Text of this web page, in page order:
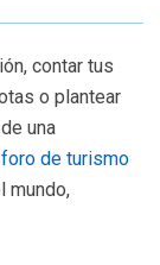
contar tus
o plantear
una
foro de turismo
mundo,